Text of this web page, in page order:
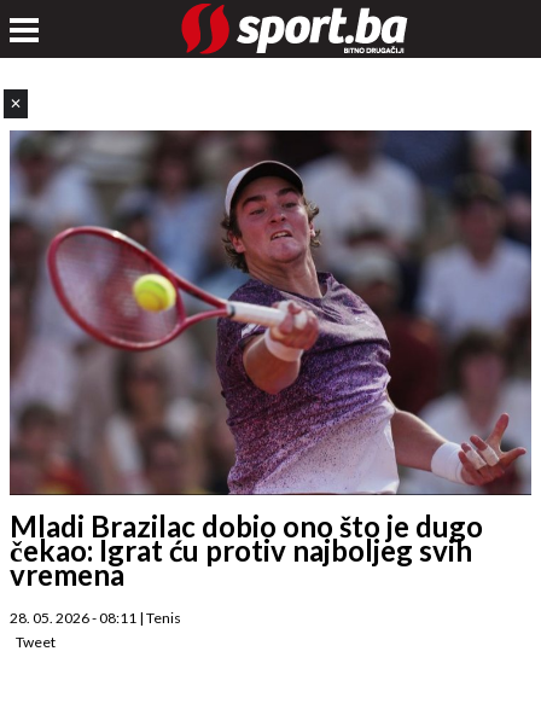
✕
Mladi Brazilac dobio ono što je dugo
čekao: Igrat ću protiv najboljeg svih
vremena
28. 05. 2026 - 08:11 | Tenis
Tweet